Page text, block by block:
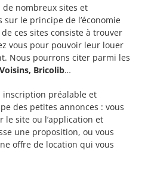
nombreux sites et
le principe de l’économie
ces sites consiste à trouver
vous pour pouvoir leur louer
Nous pourrons citer parmi les
Bricolib…
inscription préalable et
des petites annonces : vous
le site ou l’application et
une proposition, ou vous
offre de location qui vous